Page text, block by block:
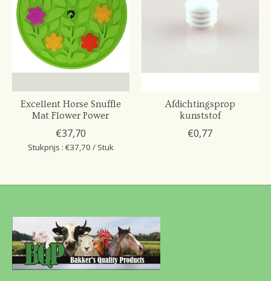
Excellent Horse Snuffle
Mat Flower Power
€37,70
Stukprijs : €37,70 / Stuk
Afdichtingsprop
kunststof
€0,77